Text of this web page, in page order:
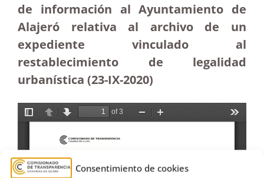
Consentimiento de cookies
de información al Ayuntamiento de
Alajeró relativa al archivo de un
expediente vinculado al
restablecimiento de legalidad
urbanística (23-IX-2020)